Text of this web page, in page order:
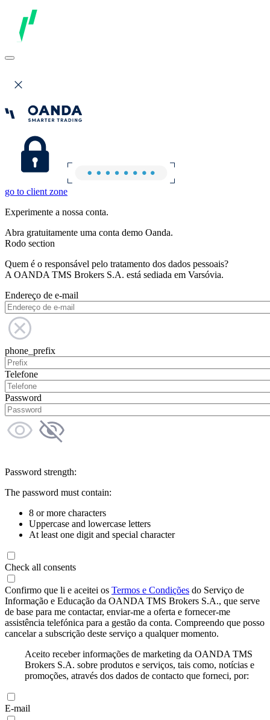
go to client zone
Experimente a nossa conta.
Abra gratuitamente uma conta demo Oanda.
Rodo section
Quem é o responsável pelo tratamento dos dados pessoais?
A OANDA TMS Brokers S.A. está sediada em Varsóvia.
Endereço de e-mail
phone_prefix
Telefone
Password
Password strength:
The password must contain:
8 or more characters
Uppercase and lowercase letters
At least one digit and special character
Check all consents
Confirmo que li e aceitei os Termos e Condições do Serviço de
Informação e Educação da OANDA TMS Brokers S.A., que serve
de base para me contactar, enviar-me a oferta e fornecer-me
assistência telefónica para a gestão da conta. Compreendo que posso
cancelar a subscrição deste serviço a qualquer momento.
Aceito receber informações de marketing da OANDA TMS
Brokers S.A. sobre produtos e serviços, tais como, notícias e
promoções, através dos dados de contacto que forneci, por:
E-mail